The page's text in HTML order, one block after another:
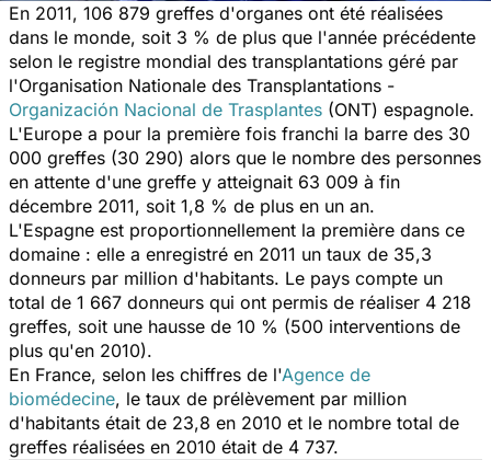
En 2011, 106 879 greffes d'organes ont été réalisées
dans le monde, soit 3 % de plus que l'année précédente
selon le registre mondial des transplantations géré par
l'Organisation Nationale des Transplantations -
Organización Nacional de Trasplantes (ONT) espagnole.
L'Europe a pour la première fois franchi la barre des 30
000 greffes (30 290) alors que le nombre des personnes
en attente d'une greffe y atteignait 63 009 à fin
décembre 2011, soit 1,8 % de plus en un an.
L'Espagne est proportionnellement la première dans ce
domaine : elle a enregistré en 2011 un taux de 35,3
donneurs par million d'habitants. Le pays compte un
total de 1 667 donneurs qui ont permis de réaliser 4 218
greffes, soit une hausse de 10 % (500 interventions de
plus qu'en 2010).
En France, selon les chiffres de l'Agence de
biomédecine, le taux de prélèvement par million
d'habitants était de 23,8 en 2010 et le nombre total de
greffes réalisées en 2010 était de 4 737.